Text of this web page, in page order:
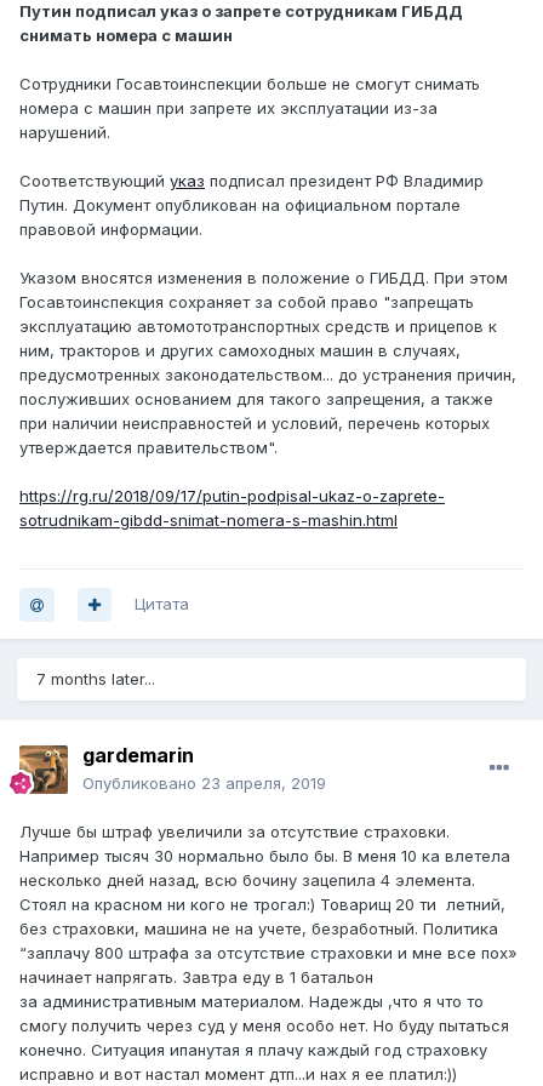
Путин подписал указ о запрете сотрудникам ГИБДД
снимать номера с машин
Сотрудники Госавтоинспекции больше не смогут снимать
номера с машин при запрете их эксплуатации из-за
нарушений.
Соответствующий указ подписал президент РФ Владимир
Путин. Документ опубликован на официальном портале
правовой информации.
Указом вносятся изменения в положение о ГИБДД. При этом
Госавтоинспекция сохраняет за собой право "запрещать
эксплуатацию автомототранспортных средств и прицепов к
ним, тракторов и других самоходных машин в случаях,
предусмотренных законодательством... до устранения причин,
послуживших основанием для такого запрещения, а также
при наличии неисправностей и условий, перечень которых
утверждается правительством".
https://rg.ru/2018/09/17/putin-podpisal-ukaz-o-zaprete-
sotrudnikam-gibdd-snimat-nomera-s-mashin.html
Цитата
7 months later...
gardemarin
Опубликовано 23 апреля, 2019
Лучше бы штраф увеличили за отсутствие страховки.
Например тысяч 30 нормально было бы. В меня 10 ка влетела
несколько дней назад, всю бочину зацепила 4 элемента.
Стоял на красном ни кого не трогал:) Товарищ 20 ти летний,
без страховки, машина не на учете, безработный. Политика
“заплачу 800 штрафа за отсутствие страховки и мне все пох»
начинает напрягать. Завтра еду в 1 батальон
за административным материалом. Надежды ,что я что то
смогу получить через суд у меня особо нет. Но буду пытаться
конечно. Ситуация ипанутая я плачу каждый год страховку
исправно и вот настал момент дтп...и нах я ее платил:))